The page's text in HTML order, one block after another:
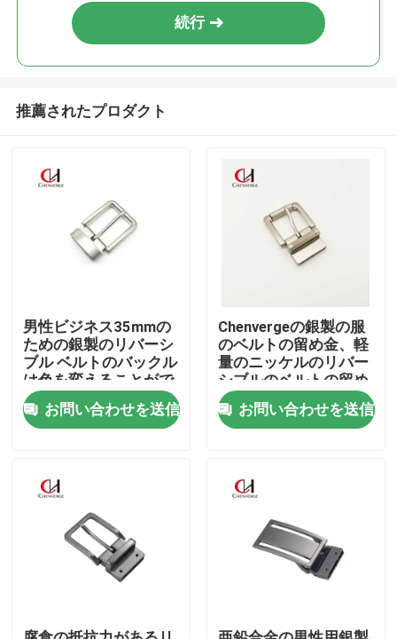
プロダクト
ビデオ
続行
推薦されたプロダクト
男性ビジネス35mmの
ための銀製のリバーシ
ブル ベルトのバックル
は色を変えることがで
きます
お問い合わせを送信
Chenvergeの銀製の服
のベルトの留め金、軽
量のニッケルのリバー
シブルのベルトの留め
金
お問い合わせを送信